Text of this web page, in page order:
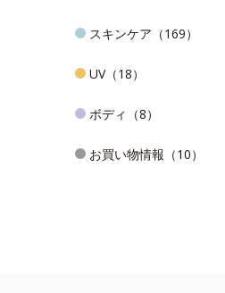
スキンケア（169）
UV（18）
ボディ（8）
お買い物情報（10）